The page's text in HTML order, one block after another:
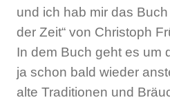
und ich hab mir das
der Zeit“ von Christoph
In dem Buch geht es um
ja schon bald wieder
alte Traditionen und